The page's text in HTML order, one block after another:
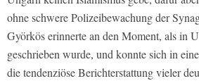
ohne schwere Polizeibewachung der
Györkös erinnerte an den Moment, als in
geschrieben wurde, und konnte sich in
die tendenziöse Berichterstattung vieler